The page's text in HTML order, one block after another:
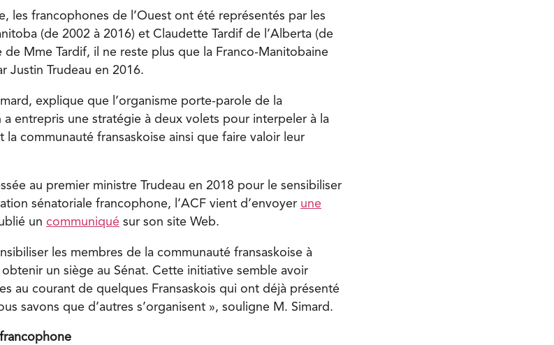
les francophones de l’Ouest ont été représentés par les
(de 2002 à 2016) et Claudette Tardif de l’Alberta (de
de Mme Tardif, il ne reste plus que la Franco-Manitobaine
Justin Trudeau en 2016.
explique que l’organisme porte-parole de la
a entrepris une stratégie à deux volets pour interpeler à la
communauté fransaskoise ainsi que faire valoir leur
au premier ministre Trudeau en 2018 pour le sensibiliser
sénatoriale francophone, l’ACF vient d’envoyer une
un communiqué sur son site Web.
les membres de la communauté fransaskoise à
un siège au Sénat. Cette initiative semble avoir
au courant de quelques Fransaskois qui ont déjà présenté
savons que d’autres s’organisent », souligne M. Simard.